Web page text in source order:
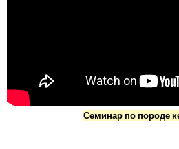
Семинар по породе